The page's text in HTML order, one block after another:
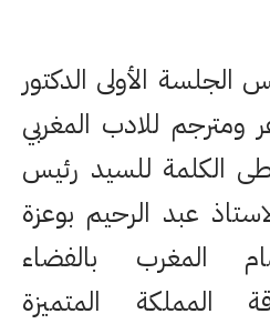
الجلسة الأولى الدكتور
ومترجم للادب المغربي
الكلمة للسيد رئيس
عبد الرحيم بوعزة
المغرب بالفضاء
المملكة المتميزة